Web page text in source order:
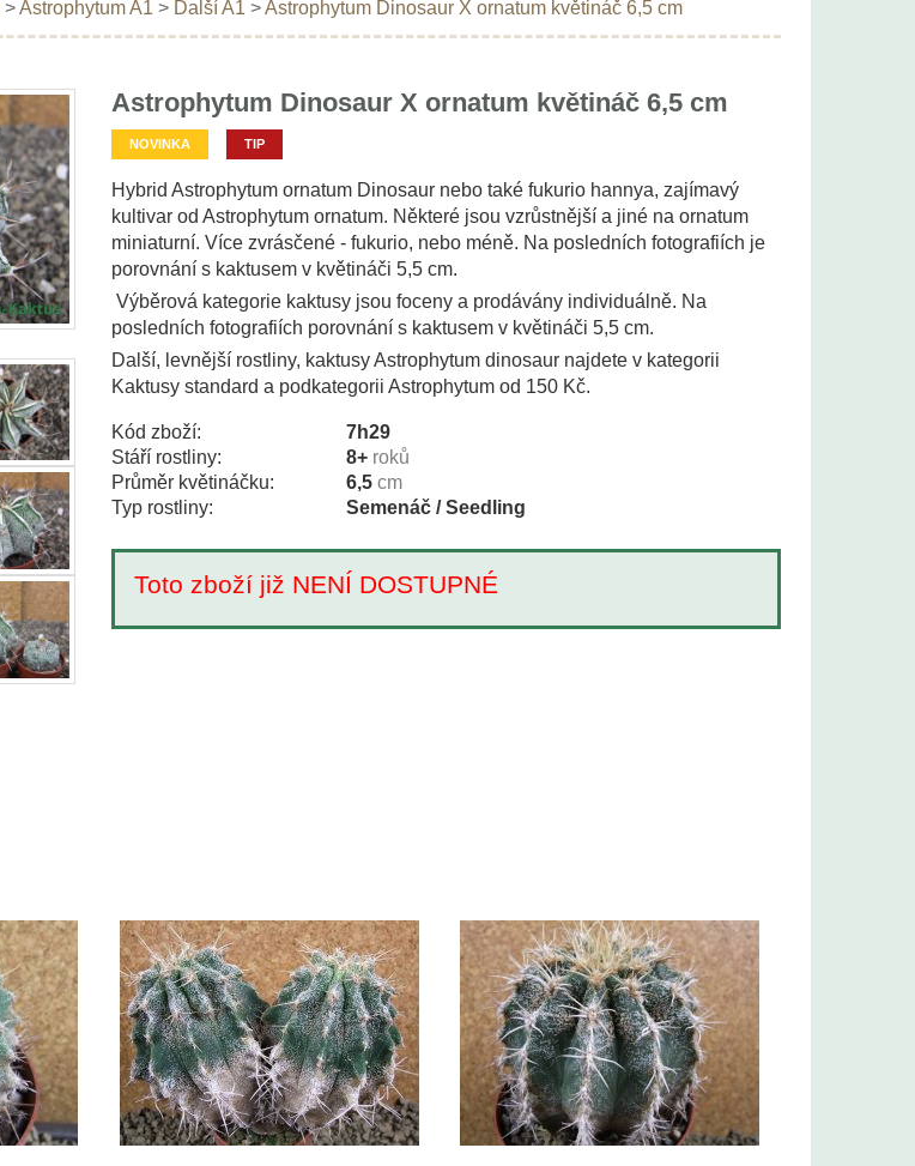
>Astrophytum A1 > Další A1 >Astrophytum Dinosaur X ornatum květináč 6,5 cm
Astrophytum Dinosaur X ornatum květináč 6,5 cm
NOVINKA TIP
Hybrid Astrophytum ornatum Dinosaur nebo také fukurio hannya, zajímavý
kultivar od Astrophytum ornatum. Některé jsou vzrůstnější a jiné na ornatum
miniaturní. Více zvrásčené - fukurio, nebo méně. Na posledních fotografiích je
porovnání s kaktusem v květináči 5,5 cm.
Výběrová kategorie kaktusy jsou foceny a prodávány individuálně. Na
posledních fotografiích porovnání s kaktusem v květináči 5,5 cm.
Další, levnější rostliny, kaktusy Astrophytum dinosaur najdete v kategorii
Kaktusy standard a podkategorii Astrophytum od 150 Kč.
Kód zboží:
7h29
Stáří rostliny:
8+ roků
Průměr květináčku:
6,5 cm
Typ rostliny:
Semenáč / Seedling
Toto zboží již NENÍ DOSTUPNÉ